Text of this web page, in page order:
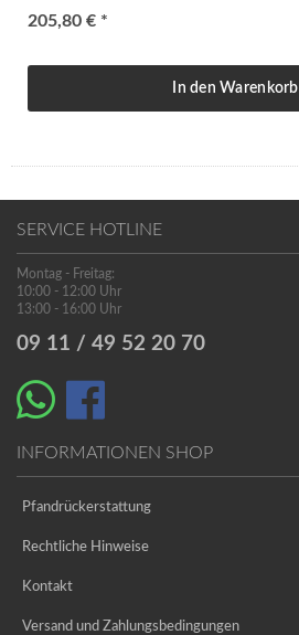
205,80 € *
In den Warenkorb
SERVICE HOTLINE
Montag - Freitag:
10:00 - 12:00 Uhr
13:00 - 16:00 Uhr
09 11 / 49 52 20 70
INFORMATIONEN SHOP
Pfandrückerstattung
Rechtliche Hinweise
Kontakt
Versand und Zahlungsbedingungen